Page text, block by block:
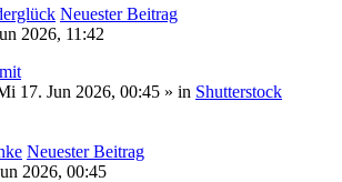
Neuester Beitrag
2026, 11:42
17. Jun 2026, 00:45 » in Shutterstock
Neuester Beitrag
2026, 00:45